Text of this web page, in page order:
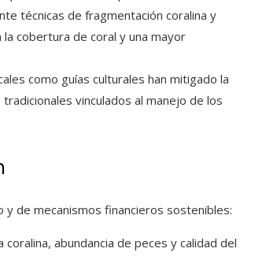
técnicas de fragmentación coralina y
cobertura de coral y una mayor
como guías culturales han mitigado la
vinculados al manejo de los
de mecanismos financieros sostenibles:
abundancia de peces y calidad del